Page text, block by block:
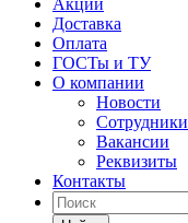
Акции
Доставка
Оплата
ГОСТы и ТУ
О компании
Новости
Сотрудники
Вакансии
Реквизиты
Контакты